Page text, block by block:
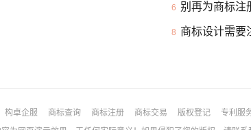
6 别再为商标注
8 商标设计需要
构卓企服 商标查询 商标注册 商标交易 版权登记 专利服